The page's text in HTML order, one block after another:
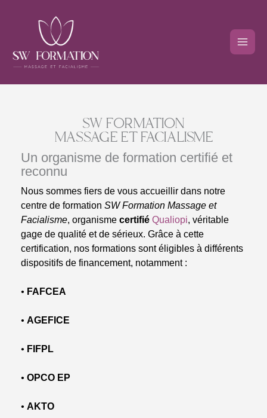
SW FORMATION
MASSAGE ET FACIALISME
Un organisme de formation certifié et
reconnu
Nous sommes fiers de vous accueillir dans notre
centre de formation SW Formation Massage et
Facialisme, organisme certifié Qualiopi, véritable
gage de qualité et de sérieux. Grâce à cette
certification, nos formations sont éligibles à différents
dispositifs de financement, notamment :
• FAFCEA
• AGEFICE
• FIFPL
• OPCO EP
• AKTO